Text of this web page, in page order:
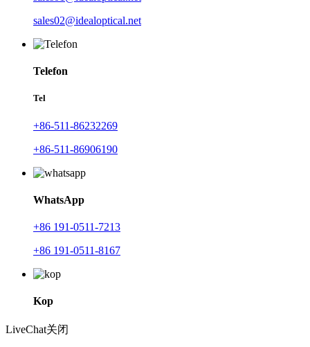
sales02@idealoptical.net
Telefon
Tel
+86-511-86232269
+86-511-86906190
WhatsApp
+86 191-0511-7213
+86 191-0511-8167
Kop
LiveChat关闭